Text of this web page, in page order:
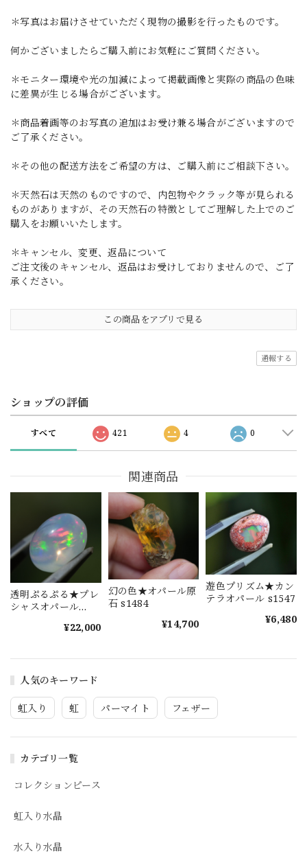
人気のキーワード
虹入り 虹 パーマイト フェザー
カテゴリ一覧
コレクションピース
虹入り水晶
水入り水晶
＊写真はお届けさせていただく現物の撮影を行ったものです。
何かございましたらご購入前にお気軽にご質問ください。
＊モニター環境や光の加減によって掲載画像と実際の商品の色味
に差異が生じる場合がございます。
＊商品着画等のお写真の追加はお受け兼る場合がございますので
ご了承ください。
＊その他の配送方法をご希望の方は、ご購入前にご相談下さい。
＊天然石は天然のものですので、内包物やクラック等が見られる
ものがありますが、その天然石の特徴としてご理解した上でのご
購入をお願いいたします。
＊キャンセル、変更、返品について
ご注文後のキャンセル、返品はお受けしておりませんので、ご了
承ください。
この商品をアプリで見る
通報する
ショップの評価
すべて 421 4 0
関連商品
透明ぷるぷる★プレ
シャスオパール
¥22,000
幻の色★オパール原
石 s1484
¥14,700
遊色プリズム★カン
テラオパール s1547
¥6,480